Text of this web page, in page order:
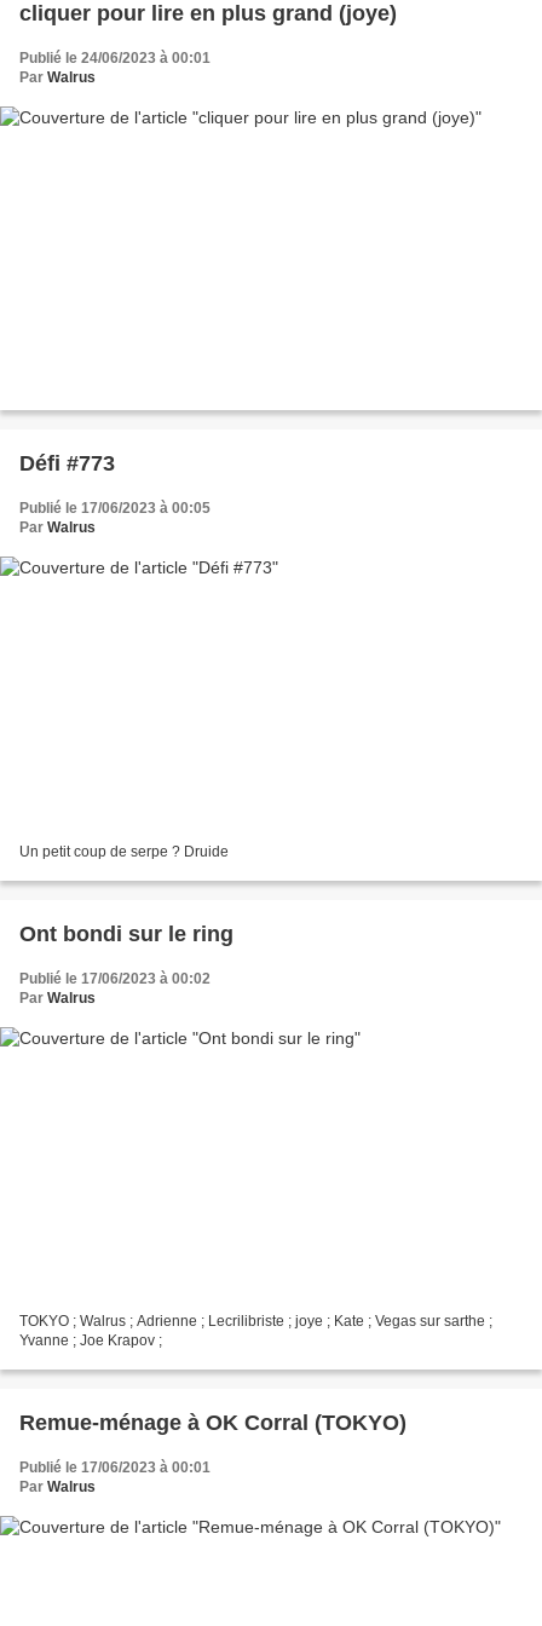
cliquer pour lire en plus grand (joye)
Publié le 24/06/2023 à 00:01
Par Walrus
Défi #773
Publié le 17/06/2023 à 00:05
Par Walrus
Un petit coup de serpe ? Druide
Ont bondi sur le ring
Publié le 17/06/2023 à 00:02
Par Walrus
TOKYO ; Walrus ; Adrienne ; Lecrilibriste ; joye ; Kate ; Vegas sur sarthe ;
Yvanne ; Joe Krapov ;
Remue-ménage à OK Corral (TOKYO)
Publié le 17/06/2023 à 00:01
Par Walrus